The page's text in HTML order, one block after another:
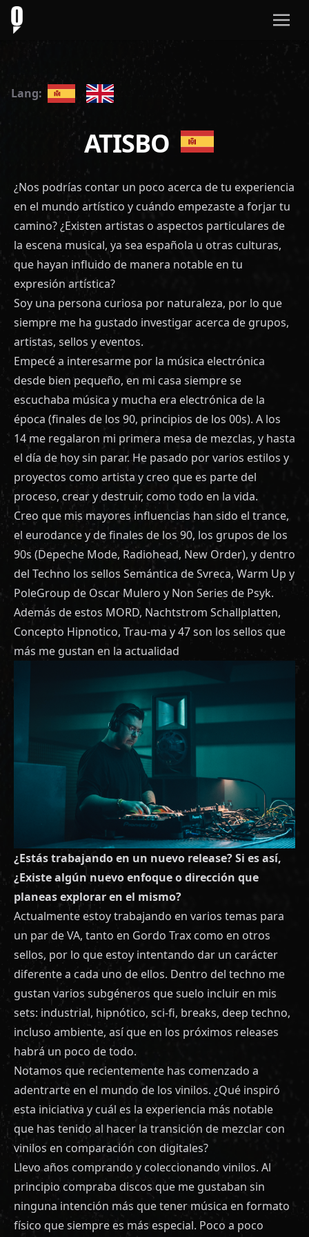
Lang:
ATISBO
¿Nos podrías contar un poco acerca de tu experiencia
en el mundo artístico y cuándo empezaste a forjar tu
camino? ¿Existen artistas o aspectos particulares de
la escena musical, ya sea española u otras culturas,
que hayan influido de manera notable en tu
expresión artística?
Soy una persona curiosa por naturaleza, por lo que
siempre me ha gustado investigar acerca de grupos,
artistas, sellos y eventos.
Empecé a interesarme por la música electrónica
desde bien pequeño, en mi casa siempre se
escuchaba música y mucha era electrónica de la
época (finales de los 90, principios de los 00s). A los
14 me regalaron mi primera mesa de mezclas, y hasta
el día de hoy sin parar. He pasado por varios estilos y
proyectos como artista y creo que es parte del
proceso, crear y destruir, como todo en la vida.
Creo que mis mayores influencias han sido el trance,
el eurodance y de finales de los 90, los grupos de los
90s (Depeche Mode, Radiohead, New Order), y dentro
del Techno los sellos Semántica de Svreca, Warm Up y
PoleGroup de Oscar Mulero y Non Series de Psyk.
Además de estos MORD, Nachtstrom Schallplatten,
Concepto Hipnotico, Trau-ma y 47 son los sellos que
más me gustan en la actualidad
¿Estás trabajando en un nuevo release? Si es así,
¿Existe algún nuevo enfoque o dirección que
planeas explorar en el mismo?
Actualmente estoy trabajando en varios temas para
un par de VA, tanto en Gordo Trax como en otros
sellos, por lo que estoy intentando dar un carácter
diferente a cada uno de ellos. Dentro del techno me
gustan varios subgéneros que suelo incluir en mis
sets: industrial, hipnótico, sci-fi, breaks, deep techno,
incluso ambiente, así que en los próximos releases
habrá un poco de todo.
Notamos que recientemente has comenzado a
adentrarte en el mundo de los vinilos. ¿Qué inspiró
esta iniciativa y cuál es la experiencia más notable
que has tenido al hacer la transición de mezclar con
vinilos en comparación con digitales?
Llevo años comprando y coleccionando vinilos. Al
principio compraba discos que me gustaban sin
ninguna intención más que tener música en formato
físico que siempre es más especial. Poco a poco